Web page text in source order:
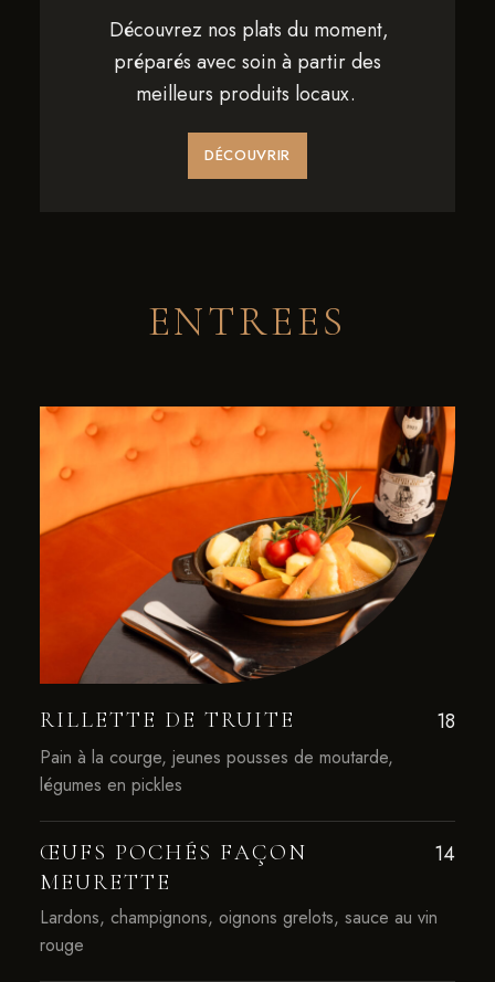
Découvrez nos plats du moment,
préparés avec soin à partir des
meilleurs produits locaux.
DÉCOUVRIR
ENTREES
RILLETTE DE TRUITE 18
Pain à la courge, jeunes pousses de moutarde,
légumes en pickles
ŒUFS POCHÉS FAÇON
MEURETTE
14
Lardons, champignons, oignons grelots, sauce au vin
rouge